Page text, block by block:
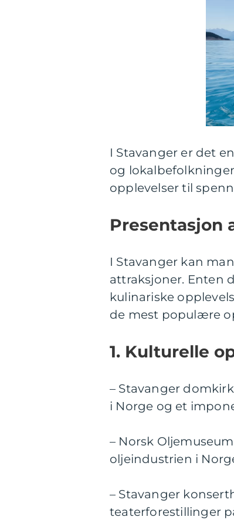
I Stavanger er det
og
opplevelser til
Presentasjon
I Stavanger kan
attraksjoner. Enten
kulinariske
de mest populære
1. Kulturelle
– Stavanger
i Norge og et
– Norsk
oljeindustrien i
– Stavanger
teaterforestillinger